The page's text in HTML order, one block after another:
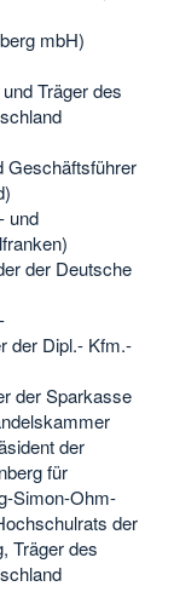
mbH)
Träger des
Geschäftsführer
und
der Deutsche
der Dipl.- Kfm.-
der Sparkasse
der
für
Simon-Ohm-
der
Träger des